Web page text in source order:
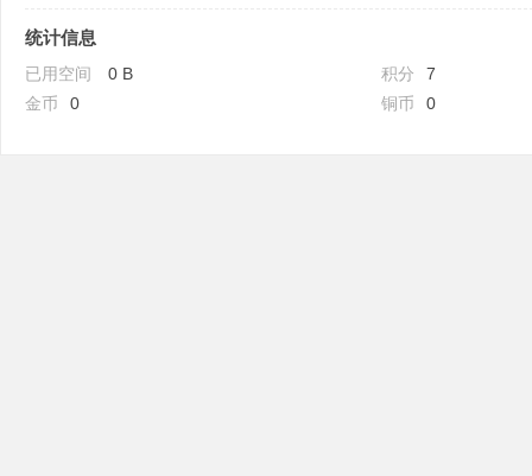
统计信息
已用空间 0 B 积分
7
金币
0 铜币 0